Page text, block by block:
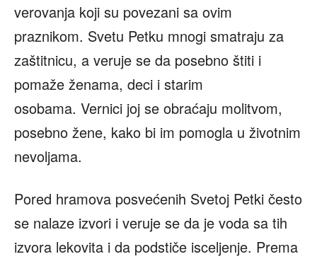
verovanja koji su povezani sa ovim
praznikom. Svetu Petku mnogi smatraju za
zaštitnicu, a veruje se da posebno štiti i
pomaže ženama, deci i starim
osobama. Vernici joj se obraćaju molitvom,
posebno žene, kako bi im pomogla u životnim
nevoljama.
Pored hramova posvećenih Svetoj Petki često
se nalaze izvori i veruje se da je voda sa tih
izvora lekovita i da podstiče isceljenje. Prema